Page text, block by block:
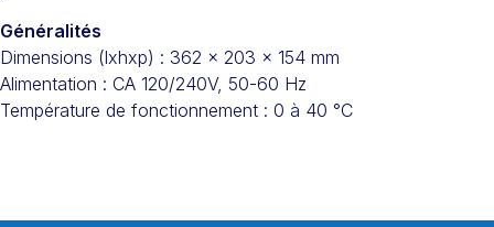
Généralités
Dimensions (lxhxp) : 362 x 203 x 154 mm
Alimentation : CA 120/240V, 50-60 Hz
Température de fonctionnement : 0 à 40 °C